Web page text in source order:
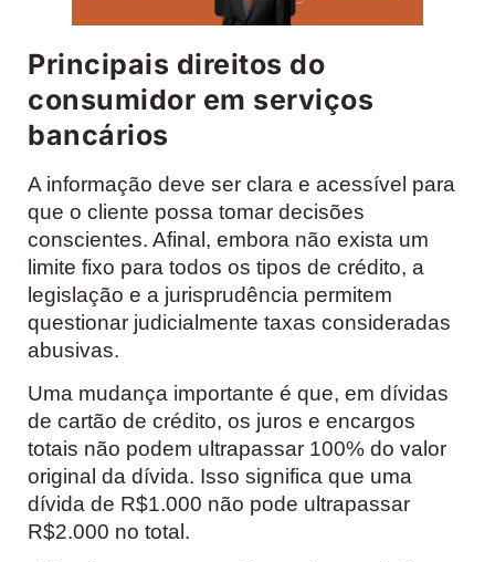
Principais direitos do
consumidor em serviços
bancários
A informação deve ser clara e acessível para
que o cliente possa tomar decisões
conscientes. Afinal, embora não exista um
limite fixo para todos os tipos de crédito, a
legislação e a jurisprudência permitem
questionar judicialmente taxas consideradas
abusivas.
Uma mudança importante é que, em dívidas
de cartão de crédito, os juros e encargos
totais não podem ultrapassar 100% do valor
original da dívida. Isso significa que uma
dívida de R$1.000 não pode ultrapassar
R$2.000 no total.